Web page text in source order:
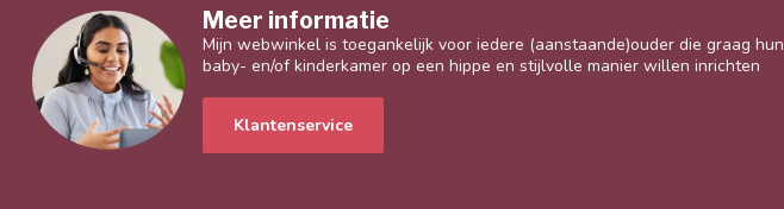
Meer informatie
Mijn webwinkel is toegankelijk voor iedere (aanstaande)ouder die graag hun
baby- en/of kinderkamer op een hippe en stijlvolle manier willen inrichten
Klantenservice